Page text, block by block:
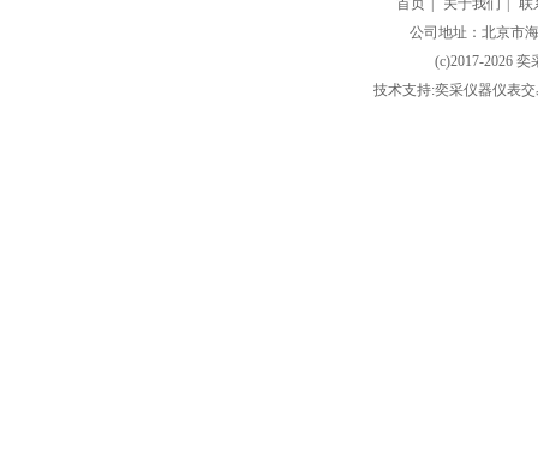
首页 关于我们
联
公司地址：北京市
(c)2017-2026
技术支持:奕采仪器仪表